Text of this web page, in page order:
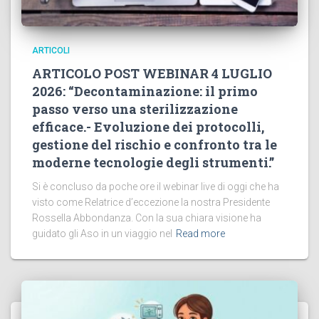
ARTICOLI
ARTICOLO POST WEBINAR 4 LUGLIO
2026: “Decontaminazione: il primo
passo verso una sterilizzazione
efficace.- Evoluzione dei protocolli,
gestione del rischio e confronto tra le
moderne tecnologie degli strumenti.”
Si è concluso da poche ore il webinar live di oggi che ha
visto come Relatrice d’eccezione la nostra Presidente
Rossella Abbondanza. Con la sua chiara visione ha
guidato gli Aso in un viaggio nel Read more